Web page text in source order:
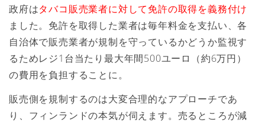
政府はタバコ販売業者に対して免許の取得を義務付け
ました。免許を取得した業者は毎年料金を支払い、各
自治体で販売業者が規制を守っているかどうか監視す
るためレジ1台当たり最大年間500ユーロ（約6万円）
の費用を負担することに。
販売側を規制するのは大変合理的なアプローチであ
り、フィンランドの本気が伺えます。売るところが減